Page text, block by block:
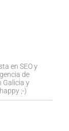
en SEO y
de
Galicia y
;-)